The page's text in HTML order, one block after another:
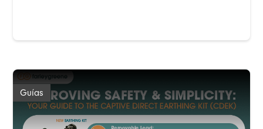
Guías